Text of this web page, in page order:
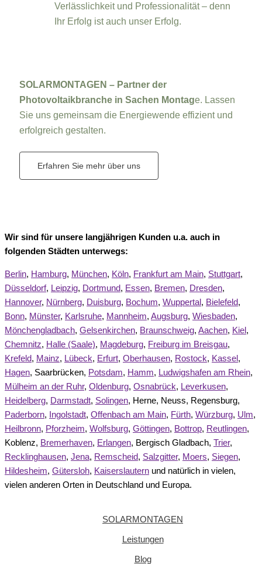
Verlässlichkeit und Professionalität – denn
Ihr Erfolg ist auch unser Erfolg.
SOLARMONTAGEN – Partner der
Photovoltaikbranche in Sachen Montage. Lassen
Sie uns gemeinsam die Energiewende effizient und
erfolgreich gestalten.
Erfahren Sie mehr über uns
Wir sind für unsere langjährigen Kunden u.a. auch in
folgenden Städten unterwegs:
Berlin, Hamburg, München, Köln, Frankfurt am Main, Stuttgart,
Düsseldorf, Leipzig, Dortmund, Essen, Bremen, Dresden,
Hannover, Nürnberg, Duisburg, Bochum, Wuppertal , Bielefeld,
Bonn, Münster, Karlsruhe, Mannheim, Augsburg, Wiesbaden,
Mönchengladbach, Gelsenkirchen, Braunschweig, Aachen, Kiel ,
Chemnitz, Halle (Saale), Magdeburg, Freiburg im Breisgau,
Krefeld, Mainz, Lübeck, Erfurt, Oberhausen, Rostock, Kassel ,
Hagen, Saarbrücken, Potsdam, Hamm, Ludwigshafen am Rhein,
Mülheim an der Ruhr, Oldenburg, Osnabrück, Leverkusen,
Heidelberg, Darmstadt, Solingen, Herne, Neuss, Regensburg,
Paderborn, Ingolstadt, Offenbach am Main, Fürth, Würzburg, Ulm,
Heilbronn, Pforzheim, Wolfsburg, Göttingen, Bottrop, Reutlingen,
Koblenz, Bremerhaven, Erlangen, Bergisch Gladbach, Trier,
Recklinghausen, Jena, Remscheid, Salzgitter, Moers, Siegen,
Hildesheim, Gütersloh, Kaiserslautern und natürlich in vielen,
vielen anderen Orten in Deutschland und Europa.
SOLARMONTAGEN
Leistungen
Blog